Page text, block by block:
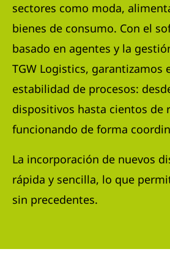
sectores como moda,
bienes de consumo. Con el
basado en agentes y la
TGW Logistics, garantizamos
estabilidad de procesos:
dispositivos hasta cientos de
funcionando de forma
La incorporación de nuevos
rápida y sencilla, lo que
sin precedentes.